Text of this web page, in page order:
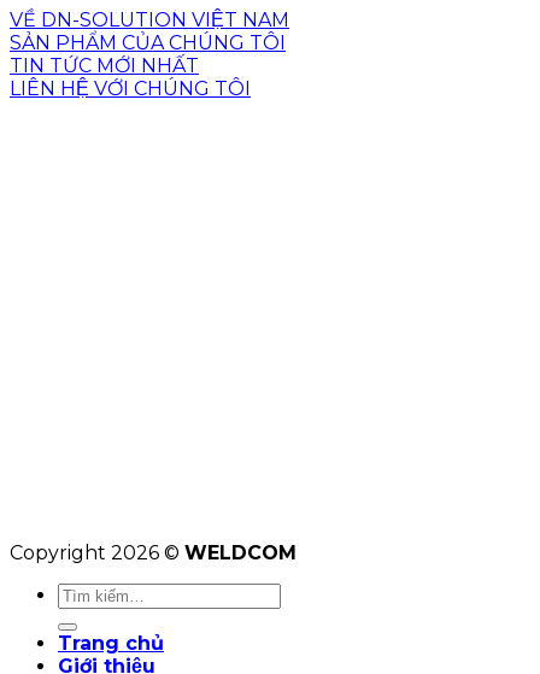
VỀ DN-SOLUTION VIỆT NAM
SẢN PHẨM CỦA CHÚNG TÔI
TIN TỨC MỚI NHẤT
LIÊN HỆ VỚI CHÚNG TÔI
Copyright 2026 © WELDCOM
Tìm
kiếm:
Trang chủ
Giới thiệu